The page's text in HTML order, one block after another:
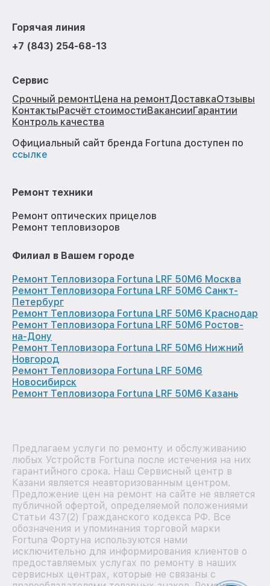
Горячая линия
+7 (843) 254-68-13
Сервис
Срочный ремонтЦена на ремонтДоставкаОтзывы
КонтактыРасчёт стоимостиВакансииГарантии
Контроль качества
Официальный сайт бренда Fortuna доступен по
ссылке
Ремонт техники
Ремонт оптических прицелов
Ремонт тепловизоров
Филиал в Вашем городе
Ремонт Тепловизора Fortuna LRF 50M6 Москва
Ремонт Тепловизора Fortuna LRF 50M6 Санкт-
Петербург
Ремонт Тепловизора Fortuna LRF 50M6 Краснодар
Ремонт Тепловизора Fortuna LRF 50M6 Ростов-
на-Дону
Ремонт Тепловизора Fortuna LRF 50M6 Нижний
Новгород
Ремонт Тепловизора Fortuna LRF 50M6
Новосибирск
Ремонт Тепловизора Fortuna LRF 50M6 Казань
Предлагаем услуги по ремонту и обслуживанию
любых Устройств Fortuna после истечения на них
гарантийного срока. Наш Сервисный центр в
Казани является неавторизованным центром.
Предложение цен на ремонт на сайте не является
публичной офертой, определяемой положениями
Статьи 437(2) Гражданского кодекса РФ. Все
обозначения и упоминания торговой марки
Fortuna Фортуна используются нами
исключительно для информирования клиентов о
предоставляемых услугах по ремонту в наших
сервисных центрах, которые не связаны с